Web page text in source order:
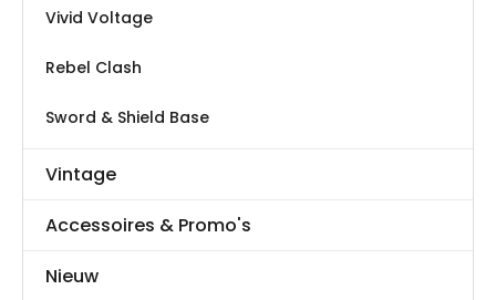
Vivid Voltage
Rebel Clash
Sword & Shield Base
Vintage
Accessoires & Promo's
Nieuw